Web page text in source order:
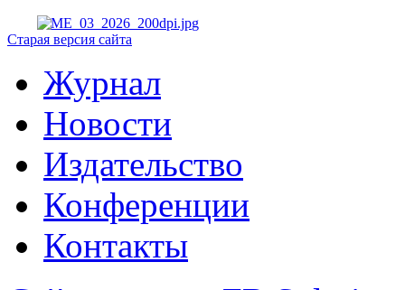
Старая версия сайта
Журнал
Новости
Издательство
Конференции
Контакты